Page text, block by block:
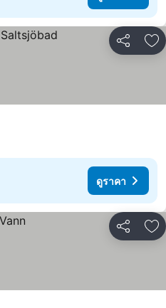
แชร์ เ
ดูราคา
แชร์ เ